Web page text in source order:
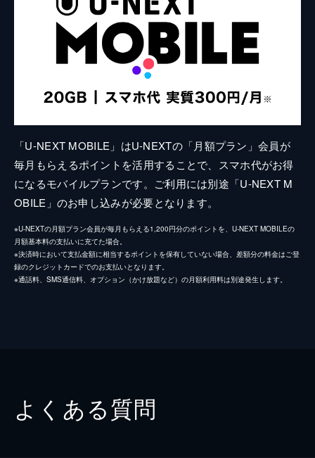
「U-NEXT MOBILE」はU-NEXTの「月額プラン」会員が
毎月もらえるポイントを活用することで、スマホ代がお得
になるモバイルプランです。ご利用には別途「U-NEXT M
OBILE」のお申し込みが必要となります。
※U-NEXTの月額プラン会員が毎月もらえる1,200円分のポイントを、U-NEXT MOBILEの
月額基本料の支払いに充てた場合。
※決済時において支払金額に相当するポイントを保有していない場合、差額分の料金はご登
録のクレジットカードでのお支払いとなります。
※通話料、SMS通信料、オプション（かけ放題など）の月額利用料は別途発生します。
よくある質問